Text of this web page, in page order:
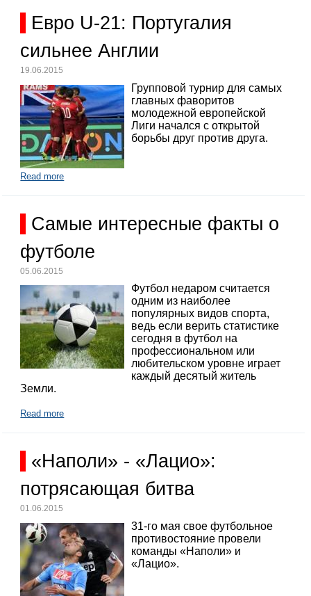
Евро U-21: Португалия
сильнее Англии
19.06.2015
Групповой турнир для самых
главных фаворитов
молодежной европейской
Лиги начался с открытой
борьбы друг против друга.
Read more
Самые интересные факты о
футболе
05.06.2015
Футбол недаром считается
одним из наиболее
популярных видов спорта,
ведь если верить статистике
сегодня в футбол на
профессиональном или
любительском уровне играет
каждый десятый житель
Земли.
Read more
«Наполи» - «Лацио»:
потрясающая битва
01.06.2015
31-го мая свое футбольное
противостояние провели
команды «Наполи» и
«Лацио».